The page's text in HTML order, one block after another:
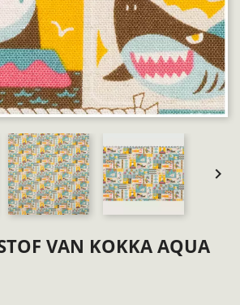

VAN KOKKA AQUA